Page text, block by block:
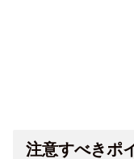
注意すべきポ